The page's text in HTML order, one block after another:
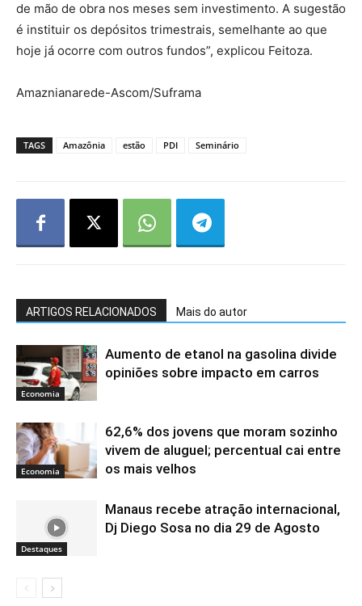
de mão de obra nos meses sem investimento. A sugestão
é instituir os depósitos trimestrais, semelhante ao que
hoje já ocorre com outros fundos”, explicou Feitoza.
Amaznianarede-Ascom/Suframa
TAGS Amazônia estão PDI Seminário
ARTIGOS RELACIONADOS Mais do autor
Economia
Aumento de etanol na gasolina divide
opiniões sobre impacto em carros
Economia
62,6% dos jovens que moram sozinho
vivem de aluguel; percentual cai entre
os mais velhos
Destaques
Manaus recebe atração internacional,
Dj Diego Sosa no dia 29 de Agosto